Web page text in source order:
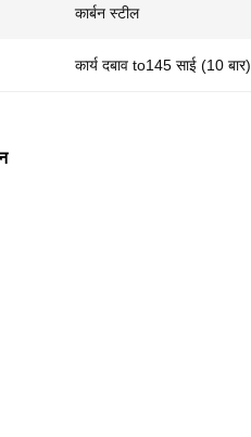
कार्बन स्टील
कार्य दबाव to145 साई (10 बार)